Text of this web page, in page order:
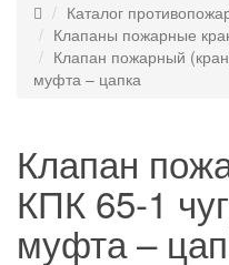
Каталог
Клапаны пожарные
Клапан пожарный
муфта – цапка
Клапан
КПК 65-1
муфта –